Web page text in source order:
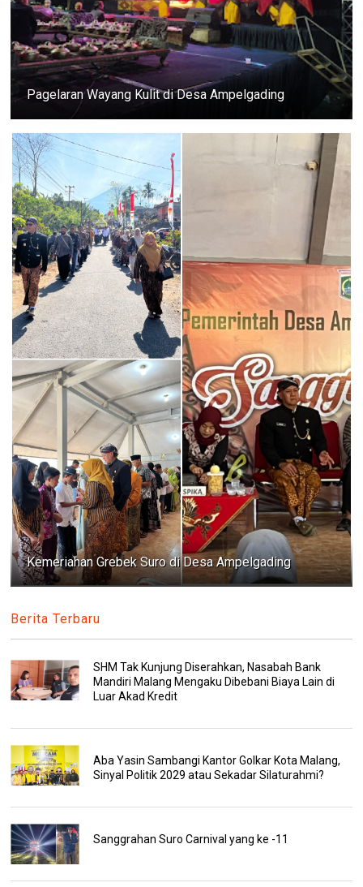
Pagelaran Wayang Kulit di Desa Ampelgading
Kemeriahan Grebek Suro di Desa Ampelgading
Berita Terbaru
SHM Tak Kunjung Diserahkan, Nasabah Bank
Mandiri Malang Mengaku Dibebani Biaya Lain di
Luar Akad Kredit
Aba Yasin Sambangi Kantor Golkar Kota Malang,
Sinyal Politik 2029 atau Sekadar Silaturahmi?
Sanggrahan Suro Carnival yang ke -11